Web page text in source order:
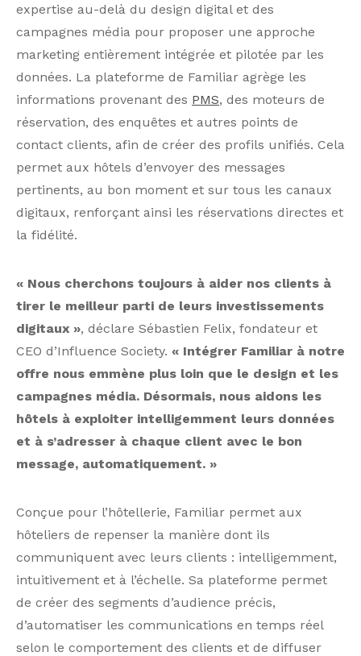
expertise au-delà du design digital et des
campagnes média pour proposer une approche
marketing entièrement intégrée et pilotée par les
données. La plateforme de Familiar agrège les
informations provenant des PMS, des moteurs de
réservation, des enquêtes et autres points de
contact clients, afin de créer des profils unifiés. Cela
permet aux hôtels d’envoyer des messages
pertinents, au bon moment et sur tous les canaux
digitaux, renforçant ainsi les réservations directes et
la fidélité.
« Nous cherchons toujours à aider nos clients à
tirer le meilleur parti de leurs investissements
digitaux », déclare Sébastien Felix, fondateur et
CEO d’Influence Society. « Intégrer Familiar à notre
offre nous emmène plus loin que le design et les
campagnes média. Désormais, nous aidons les
hôtels à exploiter intelligemment leurs données
et à s’adresser à chaque client avec le bon
message, automatiquement. »
Conçue pour l’hôtellerie, Familiar permet aux
hôteliers de repenser la manière dont ils
communiquent avec leurs clients : intelligemment,
intuitivement et à l’échelle. Sa plateforme permet
de créer des segments d’audience précis,
d’automatiser les communications en temps réel
selon le comportement des clients et de diffuser